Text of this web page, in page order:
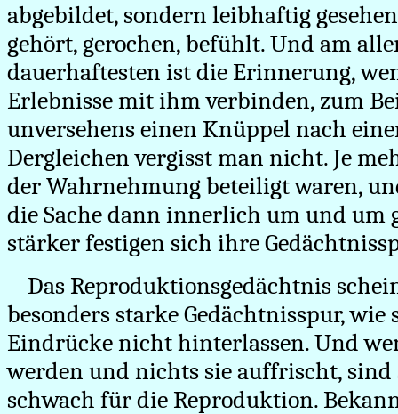
abgebildet, sondern leibhaftig
gehört, gerochen, befühlt. Und am
dauerhaftesten ist die Erinnerung,
Erlebnisse mit ihm verbinden, zum
unversehens einen Knüppel nach
Dergleichen vergisst man nicht. Je
der Wahrnehmung beteiligt waren,
die Sache dann innerlich um und um
stärker festigen sich ihre
Das Reproduktionsgedächtnis
besonders starke Gedächtnisspur,
Eindrücke nicht hinterlassen. Und
werden und nichts sie auffrischt, sind
schwach für die Reproduktion.